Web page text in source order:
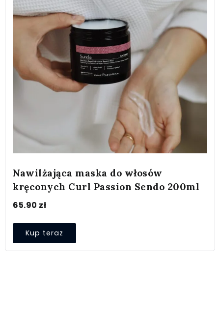
Nawilżająca maska do włosów
kręconych Curl Passion Sendo 200ml
65.90 zł
Kup teraz